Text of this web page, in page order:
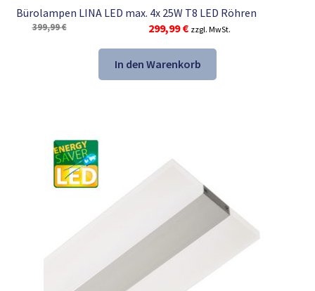
Bürolampen LINA LED max. 4x 25W T8 LED Röhren
399,99€
Ursprünglicher
Preis
war:
399,99 €
299,99€Aktueller
Preis
ist:
299,99 €.
zzgl. MwSt.
In den Warenkorb